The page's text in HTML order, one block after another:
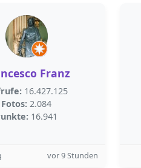
Franz
16.427.125
Fotos: 2.084
16.941
vor 9 Stunden